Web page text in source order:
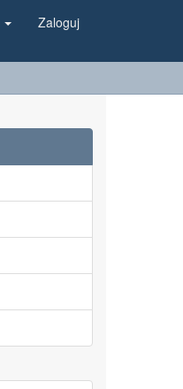
Zaloguj